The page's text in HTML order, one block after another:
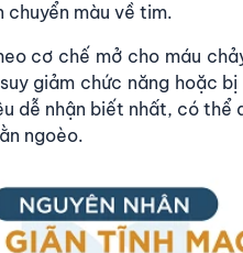
chuyển màu về tim.
cơ chế mở cho máu
giảm chức năng hoặc
dễ nhận biết nhất, có
ngoèo.